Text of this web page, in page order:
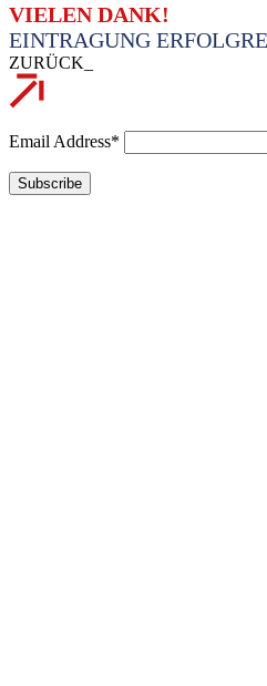
VIELEN DANK!
EINTRAGUNG
ZURÜCK_
Email Address*